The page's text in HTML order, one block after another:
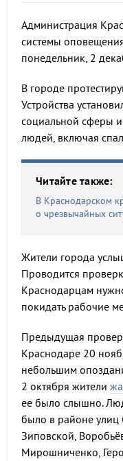
Администрация
системы
понедельник, 2
В городе
Устройства
социальной сферы и
людей, включая
Читайте также:
В Краснодарском
о чрезвычайных
Жители города
Проводится
Краснодарцам
покидать рабочие
Предыдущая
Краснодаре 20
небольшим
2 октября жители
ее было слышно.
было в районе улиц
Зиповской,
Мирошниченко,